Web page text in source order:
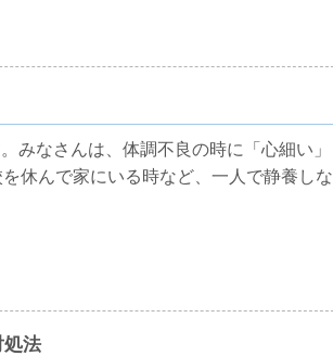
みなさんは、体調不良の時に「心細い」
休んで家にいる時など、一人で静養し
処法